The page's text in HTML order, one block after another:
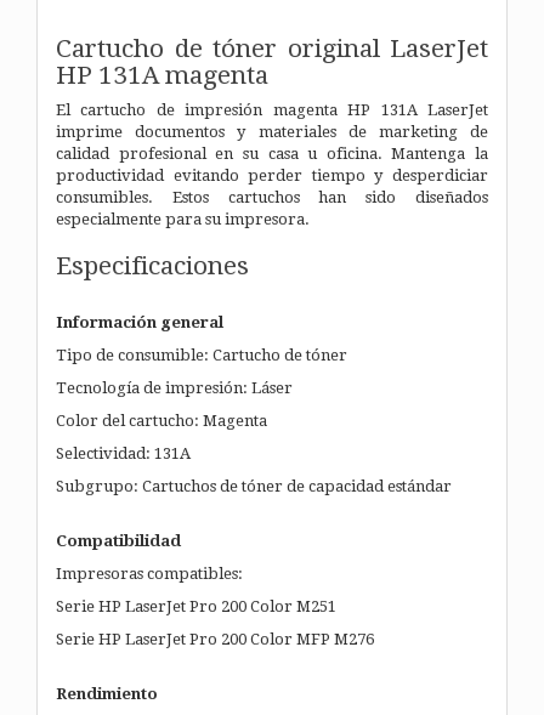
Cartucho de tóner original LaserJet
HP 131A magenta
El cartucho de impresión magenta HP 131A LaserJet
imprime documentos y materiales de marketing de
calidad profesional en su casa u oficina. Mantenga la
productividad evitando perder tiempo y desperdiciar
consumibles. Estos cartuchos han sido diseñados
especialmente para su impresora.
Especificaciones
Información general
Tipo de consumible: Cartucho de tóner
Tecnología de impresión: Láser
Color del cartucho: Magenta
Selectividad: 131A
Subgrupo: Cartuchos de tóner de capacidad estándar
Compatibilidad
Impresoras compatibles:
Serie HP LaserJet Pro 200 Color M251
Serie HP LaserJet Pro 200 Color MFP M276
Rendimiento